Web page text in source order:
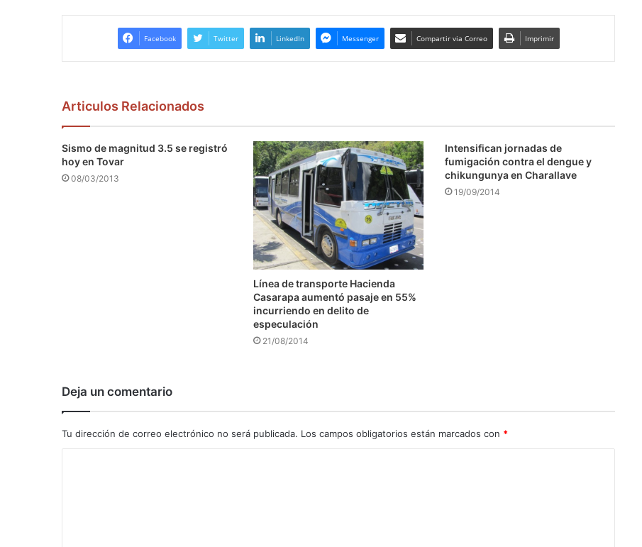
Facebook Twitter LinkedIn Messenger Compartir via Correo Imprimir
Articulos Relacionados
Sismo de magnitud 3.5 se registró
hoy en Tovar
08/03/2013
Línea de transporte Hacienda
Casarapa aumentó pasaje en 55%
incurriendo en delito de
especulación
21/08/2014
Intensifican jornadas de
fumigación contra el dengue y
chikungunya en Charallave
19/09/2014
Deja un comentario
Tu dirección de correo electrónico no será publicada. Los campos obligatorios están marcados con *